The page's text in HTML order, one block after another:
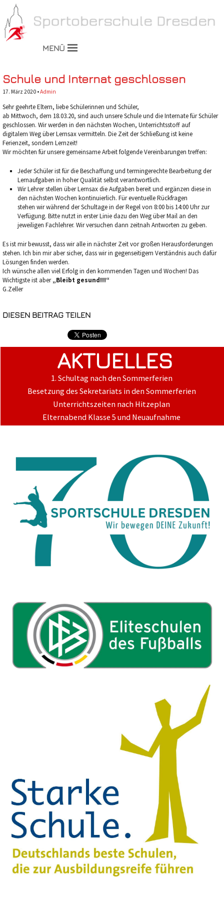
MENÜ
Schule und Internat geschlossen
17. März 2020 •Admin
Sehr geehrte Eltern, liebe Schülerinnen und Schüler,
ab Mittwoch, dem 18.03.20, sind auch unsere Schule und die Internate für Schüler
geschlossen. Wir werden in den nächsten Wochen, Unterrichtsstoff auf
digitalem Weg über Lernsax vermitteln. Die Zeit der Schließungist keine
Ferienzeit, sondern Lernzeit!
Wir möchten für unsere gemeinsame Arbeit folgende Vereinbarungen treffen:
Jeder Schüler ist für die Beschaffung und termingerechte Bearbeitung der
Lernaufgaben in hoher Qualität selbst verantwortlich.
Wir Lehrer stellen über Lernsax die Aufgaben bereit und ergänzen diese in
den nächsten Wochen kontinuierlich. Für eventuelle Rückfragen
stehen wir während der Schultage in der Regel von 8:00 bis 14:00 Uhr zur
Verfügung. Bitte nutzt in erster Linie dazu den Weg über Mail an den
jeweiligen Fachlehrer. Wir versuchen dann zeitnah Antworten zu geben.
Es ist mir bewusst, dass wir alle in nächster Zeit vor großen Herausforderungen
stehen. Ich bin mir aber sicher, dass wir in gegenseitigem Verständnis auch dafür
Lösungen finden werden.
Ich wünsche allen viel Erfolg in den kommenden Tagen und Wochen! Das
Wichtigste ist aber„Bleibt gesund!!!“
G.Zeller
DIESEN BEITRAG TEILEN
AKTUELLES
1. Schultag nach den Sommerferien
Besetzung des Sekretariats in den Sommerferien
Unterrichtszeiten nach Hitzeplan
Elternabend Klasse 5 und Neuaufnahme